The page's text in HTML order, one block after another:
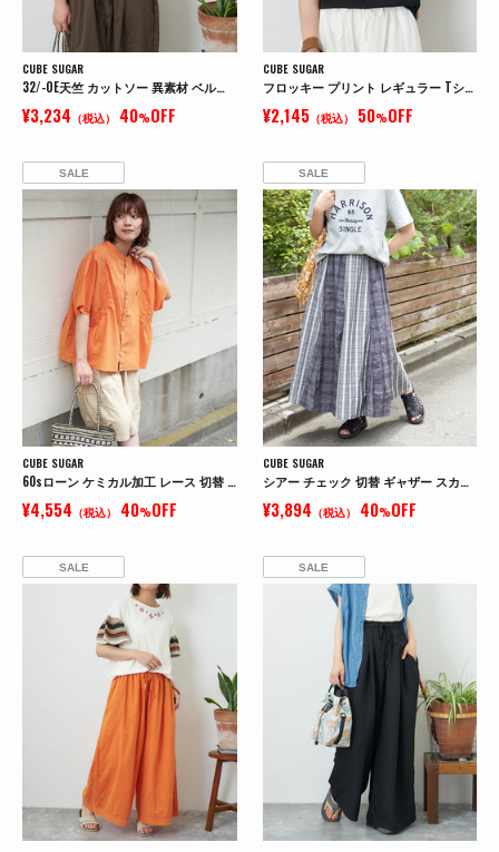
CUBE SUGAR
32/-OE天竺 カットソー 異素材 ベルスリーブ 胸刺繍 Tシャツ
¥3,234 （税込） 40%OFF
CUBE SUGAR
フロッキー プリント レギュラー Tシャツ
¥2,145（税込） 50%OFF
SALE
CUBE SUGAR
60sローン ケミカル加工 レース 切替 ドルマン シャツ
¥4,554 （税込） 40%OFF
SALE
CUBE SUGAR
シアー チェック 切替 ギャザー スカート
¥3,894 （税込） 40%OFF
SALE SALE